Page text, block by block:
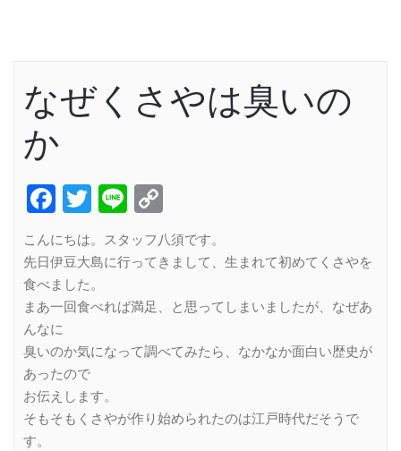
なぜくさやは臭いの
か
Facebook
Twitter
Line
Link
こんにちは。スタッフ八須です。
先日伊豆大島に行ってきまして、生まれて初めてくさやを
食べました。
まあ一回食べれば満足、と思ってしまいましたが、なぜあ
んなに
臭いのか気になって調べてみたら、なかなか面白い歴史が
あったので
お伝えします。
そもそもくさやが作り始められたのは江戸時代だそうで
す。